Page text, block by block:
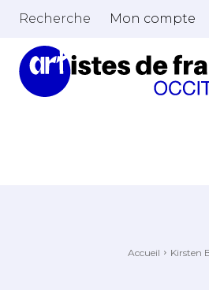
Recherche Mon compte
Accueil Kirsten